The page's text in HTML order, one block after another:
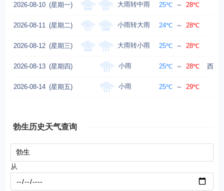
2026-08-10 (星期一) 大雨转中雨 25℃ ～ 28℃
2026-08-11 (星期二) 小雨转大雨 24℃ ～ 28℃
2026-08-12 (星期三) 大雨转小雨 25℃ ～ 28℃
2026-08-13 (星期四) 小雨 25℃ ～ 28℃ 西风
2026-08-14 (星期五) 小雨 25℃ ～ 29℃
勃生历史天气查询
从